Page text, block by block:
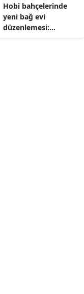
Hobi bahçelerinde
yeni bağ evi
düzenlemesi: